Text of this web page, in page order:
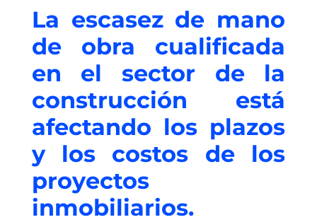
La escasez de mano
de obra cualificada
en el sector de la
construcción está
afectando los plazos
y los costos de los
proyectos
inmobiliarios.